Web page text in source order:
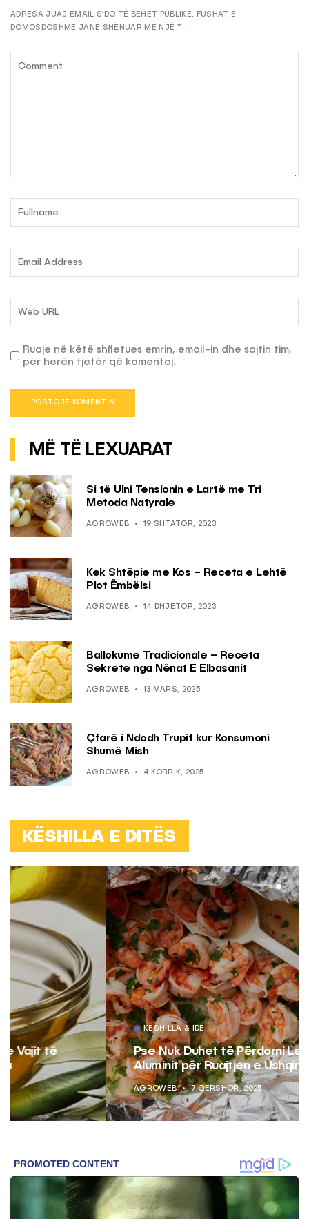
ADRESA JUAJ EMAIL S’DO TË BËHET PUBLIKE. FUSHAT E
DOMOSDOSHME JANË SHËNUAR ME NJË *
Ruaje në këtë shfletues emrin, email-in dhe sajtin tim,
për herën tjetër që komentoj.
MË TË LEXUARAT
Si të Ulni Tensionin e Lartë me Tri
Metoda Natyrale
AGROWEB 19 SHTATOR, 2023
Kek Shtëpie me Kos – Receta e Lehtë
Plot Ëmbëlsi
AGROWEB 14 DHJETOR, 2023
Ballokume Tradicionale – Receta
Sekrete nga Nënat E Elbasanit
AGROWEB 13 MARS, 2025
Çfarë i Ndodh Trupit kur Konsumoni
Shumë Mish
AGROWEB 4 KORRIK, 2025
KËSHILLA E DITËS
KËSHILLA & IDE
Pse Nuk Duhet të Përdorni Letrën e
Aluminit për Ruajtjen e Ushqimeve
AGROWEB 7 QERSHOR, 2025